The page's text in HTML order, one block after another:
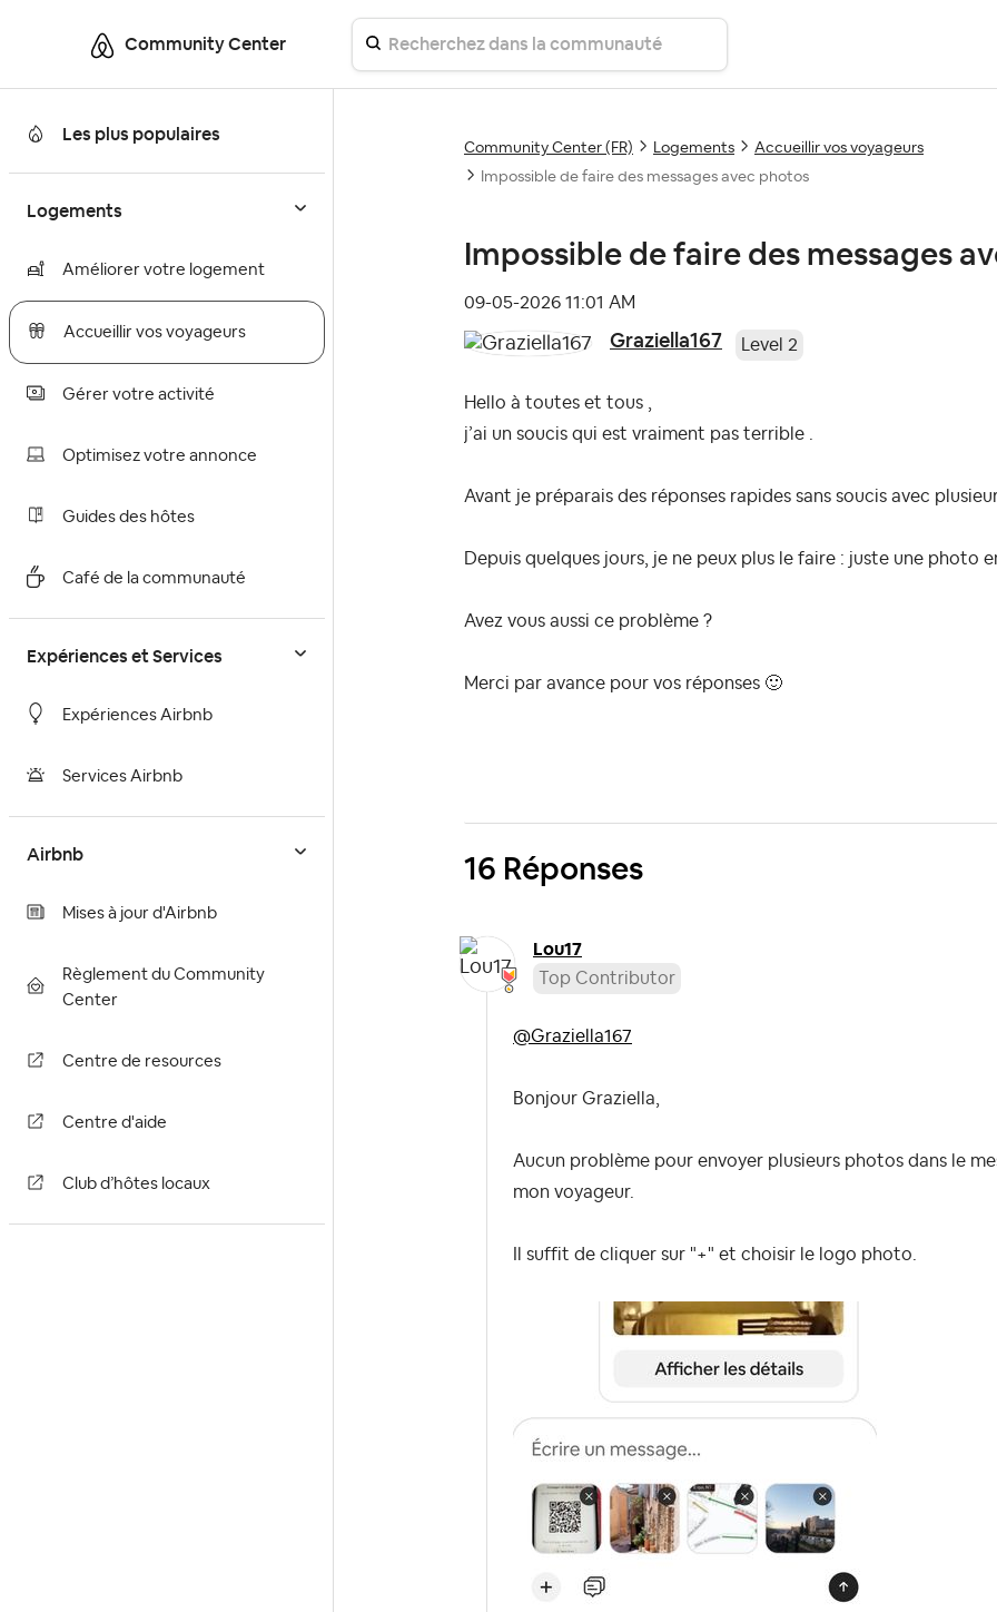
Community Center
Les plus populaires
Logements
Améliorer votre logement
Accueillir vos voyageurs
Gérer votre activité
Optimisez votre annonce
Guides des hôtes
Café de la communauté
Expériences et Services
Expériences Airbnb
Services Airbnb
Airbnb
Mises à jour d'Airbnb
Règlement du Community
Center
Centre de resources
Centre d'aide
Club d’hôtes locaux
Community Center (FR) Logements
Accueillir vos voyageurs
Impossible de faire des messages avec photos
Impossible de faire des messages
‎09-05-2026 11:01 AM
Graziella167 Level 2
Hello à toutes et tous ,
j’ai un soucis qui est vraiment pas terrible .
Avant je préparais des réponses rapides sans soucis avec
Depuis quelques jours, je ne peux plus le faire : juste une photo
Avez vous aussi ce problème ?
Merci par avance pour vos réponses 🙂
16 Réponses
Lou17
Top Contributor
@Graziella167
Bonjour Graziella,
Aucun problème pour envoyer plusieurs photos dans le
mon voyageur.
Il suffit de cliquer sur "+" et choisir le logo photo.